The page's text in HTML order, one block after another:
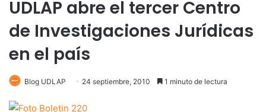
UDLAP abre el tercer Centro
de Investigaciones Jurídicas
en el país
Blog UDLAP 24 septiembre, 2010 1 minuto de lectura